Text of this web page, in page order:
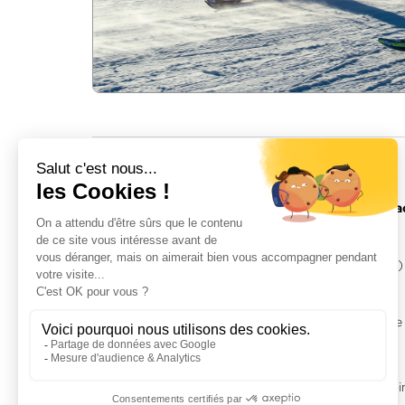
INFOS
Avec votre forfait de ski Contamines vous avez
25 remontées mécaniques
Des pistes variées de 1164 m à 2500 m
48 pistes (9 noires, 19 rouges, 12 bleus et 8 vertes)
2 versants : Contamines et Hauteluce
3 zones débutantes situées sur le domaine skiable
1 Ludo-park
de réduction avec l'achat simultané d'au